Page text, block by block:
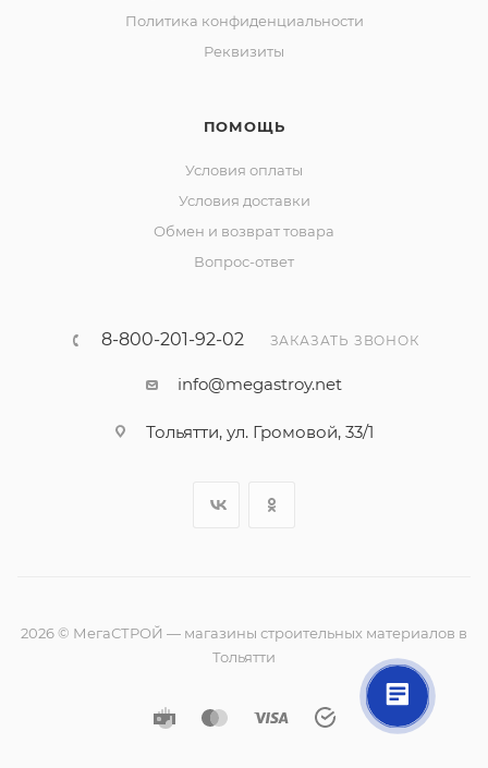
Политика конфиденциальности
Реквизиты
ПОМОЩЬ
Условия оплаты
Условия доставки
Обмен и возврат товара
Вопрос-ответ
8-800-201-92-02 ЗАКАЗАТЬ ЗВОНОК
info@megastroy.net
Тольятти, ул. Громовой, 33/1
2026 © МегаСТРОЙ — магазины строительных материалов в
Тольятти